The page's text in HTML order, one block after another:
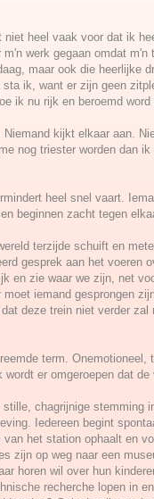
heel vaak voor dat ik
werk gegaan omdat m'n
maar ook die heerlijke
ik, want er zijn geen
ik nu rijk en beroemd word
kijkt elkaar aan.
nog triester worden dan ik
heel snel vaart.
beginnen zacht tegen
terzijde schuift en
gesprek aan het voeren
en zie waar we zijn, net
iemand gesprongen
deze trein niet verder zal
term. Onemotioneel,
er omgeroepen dat de
chagrijnige stemming
Iedereen begint
het station ophaalt en
zijn op weg naar een
horen wil over hun
recherche lopen in